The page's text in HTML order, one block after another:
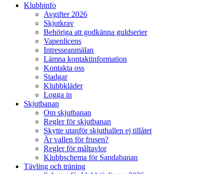
Klubbinfo
Avgifter 2026
Skjutkrav
Behöriga att godkänna guldserier
Vapenlicens
Intresseanmälan
Lämna kontaktinformation
Kontakta oss
Stadgar
Klubbkläder
Logga in
Skjutbanan
Om skjutbanan
Regler för skjutbanan
Skytte utanför skjuthallen ej tillåtet
Är vallen för frusen?
Regler för måltavlor
Klubbschema för Sandabanan
Tävling och träning